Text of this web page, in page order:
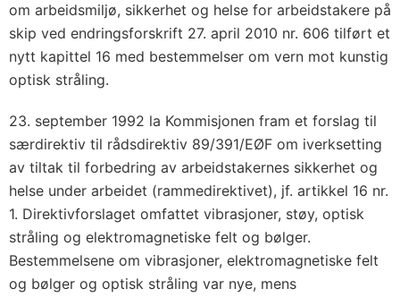
om arbeidsmiljø, sikkerhet og helse for arbeidstakere på
skip ved endringsforskrift 27. april 2010 nr. 606 tilført et
nytt kapittel 16 med bestemmelser om vern mot kunstig
optisk stråling.
23. september 1992 la Kommisjonen fram et forslag til
særdirektiv til rådsdirektiv 89/391/EØF om iverksetting
av tiltak til forbedring av arbeidstakernes sikkerhet og
helse under arbeidet (rammedirektivet), jf. artikkel 16 nr.
1. Direktivforslaget omfattet vibrasjoner, støy, optisk
stråling og elektromagnetiske felt og bølger.
Bestemmelsene om vibrasjoner, elektromagnetiske felt
og bølger og optisk stråling var nye, mens